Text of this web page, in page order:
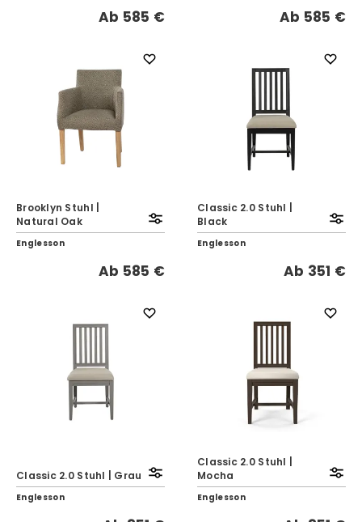
Ab 585 € Ab 585 €
Brooklyn Stuhl |
Natural Oak
Englesson
Ab 585 €
Classic 2.0 Stuhl |
Black
Englesson
Ab 351 €
Classic 2.0 Stuhl | Grau
Englesson
Classic 2.0 Stuhl |
Mocha
Englesson